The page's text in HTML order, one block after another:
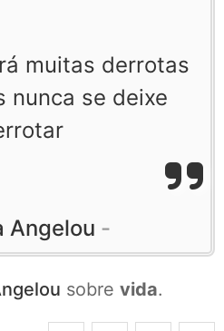
muitas derrotas
nunca se deixe
Angelou
sobre vida.